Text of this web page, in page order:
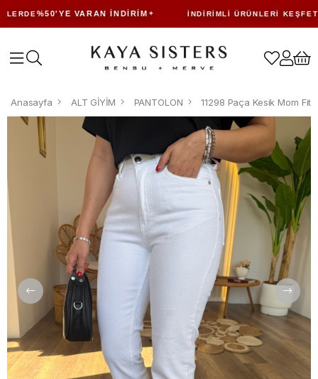
%50'YE VARAN İNDIRIM İNDIRIMLI ÜRÜNLERI KEŞFET
Anasayfa ALT GİYİM PANTOLON 11298 Paça Kesik Mom Fit